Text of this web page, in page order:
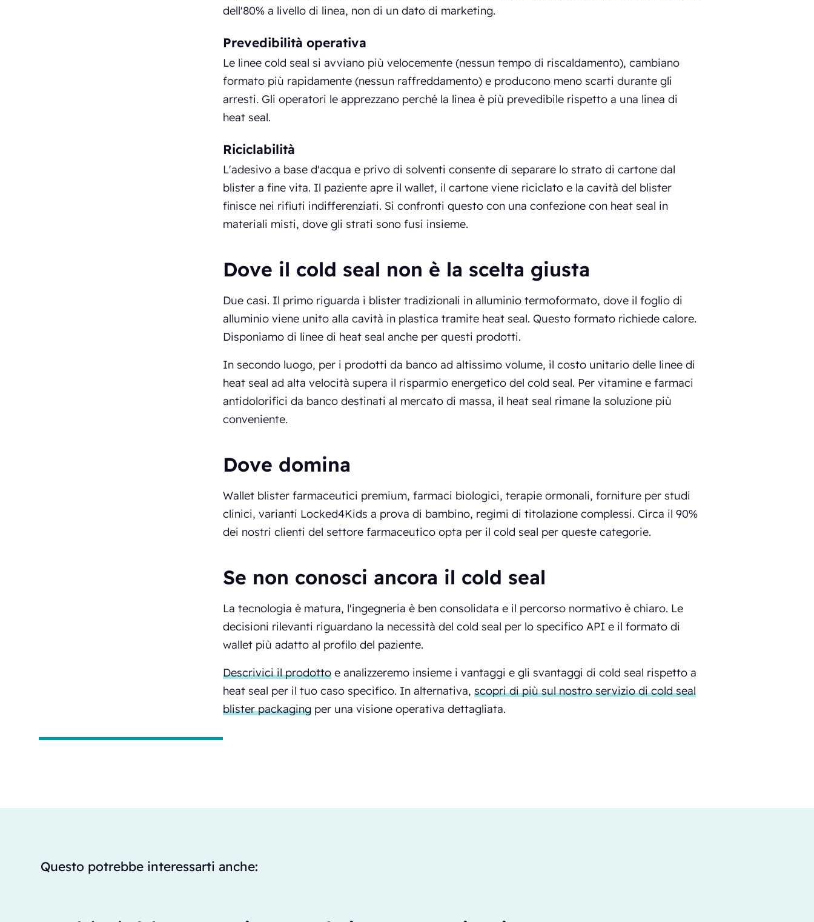
dell'80% a livello di linea, non di un dato di marketing.
Prevedibilità operativa
Le linee cold seal si avviano più velocemente (nessun tempo di riscaldamento), cambiano
formato più rapidamente (nessun raffreddamento) e producono meno scarti durante gli
arresti. Gli operatori le apprezzano perché la linea è più prevedibile rispetto a una linea di
heat seal.
Riciclabilità
L'adesivo a base d'acqua e privo di solventi consente di separare lo strato di cartone dal
blister a fine vita. Il paziente apre il wallet, il cartone viene riciclato e la cavità del blister
finisce nei rifiuti indifferenziati. Si confronti questo con una confezione con heat seal in
materiali misti, dove gli strati sono fusi insieme.
Dove il cold seal non è la scelta giusta
Due casi. Il primo riguarda i blister tradizionali in alluminio termoformato, dove il foglio di
alluminio viene unito alla cavità in plastica tramite heat seal. Questo formato richiede calore.
Disponiamo di linee di heat seal anche per questi prodotti.
In secondo luogo, per i prodotti da banco ad altissimo volume, il costo unitario delle linee di
heat seal ad alta velocità supera il risparmio energetico del cold seal. Per vitamine e farmaci
antidolorifici da banco destinati al mercato di massa, il heat seal rimane la soluzione più
conveniente.
Dove domina
Wallet blister farmaceutici premium, farmaci biologici, terapie ormonali, forniture per studi
clinici, varianti Locked4Kids a prova di bambino, regimi di titolazione complessi. Circa il 90%
dei nostri clienti del settore farmaceutico opta per il cold seal per queste categorie.
Se non conosci ancora il cold seal
La tecnologia è matura, l'ingegneria è ben consolidata e il percorso normativo è chiaro. Le
decisioni rilevanti riguardano la necessità del cold seal per lo specifico API e il formato di
wallet più adatto al profilo del paziente.
Descrivici il prodotto e analizzeremo insieme i vantaggi e gli svantaggi di cold seal rispetto a
heat seal per il tuo caso specifico. In alternativa, scopri di più sul nostro servizio di cold seal
blister packaging per una visione operativa dettagliata.
Questo potrebbe interessarti anche: